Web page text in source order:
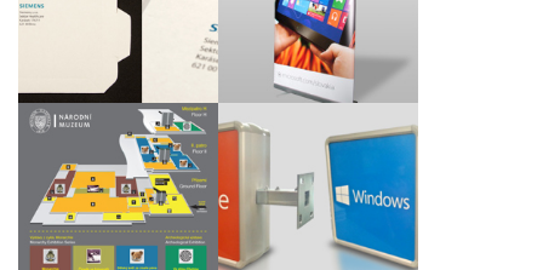
Siemens, s.r.o.
up
Navigační panely Nové
budovy Národního
muzea
Nový branding
světelné reklamy
Office 2013 a Windows